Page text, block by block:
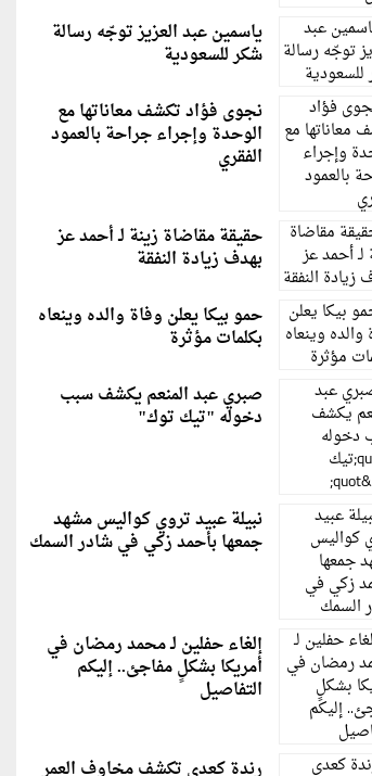
ياسمين عبد العزيز توجّه رسالة
شكر للسعودية
نجوى فؤاد تكشف معاناتها مع
الوحدة وإجراء جراحة بالعمود
الفقري
حقيقة مقاضاة زينة لـ أحمد عز
بهدف زيادة النفقة
حمو بيكا يعلن وفاة والده وينعاه
بكلمات مؤثرة
صبري عبد المنعم يكشف سبب
دخوله "تيك توك"
نبيلة عبيد تروي كواليس مشهد
جمعها بأحمد زكي في شادر السمك
إلغاء حفلين لـ محمد رمضان في
أمريكا بشكلٍ مفاجئ.. إليكم
التفاصيل